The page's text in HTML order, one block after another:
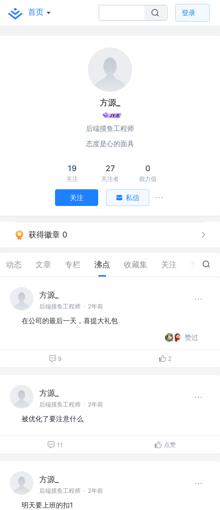
首页 登录
方源_
后端摸鱼工程师
态度是心的面具
19
关注
27
关注者
0
掘力值
关注 私信
获得徽章 0
动态 文章 专栏 沸点 收藏集 关注 5.2K
方源_
后端摸鱼工程师 · 2年前
在公司的最后一天，喜提大礼包
赞过
9 2
方源_
后端摸鱼工程师 · 2年前
被优化了要注意什么
11 点赞
方源_
后端摸鱼工程师 · 2年前
明天要上班的扣1